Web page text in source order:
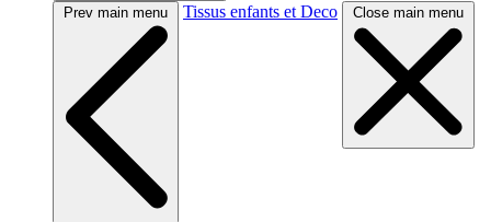
Prev main menu Tissus enfants et Deco Close main menu